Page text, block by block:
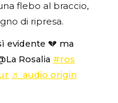
flebo al braccio,
di ripresa.
evidente 💔 ma
Rosalia #ros
♬ audio origin